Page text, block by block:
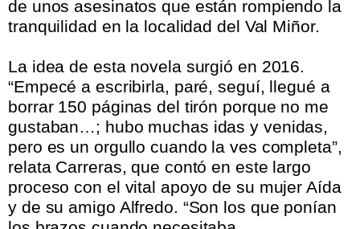
de unos asesinatos que están rompiendo la
tranquilidad en la localidad del Val Miñor.
La idea de esta novela surgió en 2016.
“Empecé a escribirla, paré, seguí, llegué a
borrar 150 páginas del tirón porque no me
gustaban…; hubo muchas idas y venidas,
pero es un orgullo cuando la ves completa”,
relata Carreras, que contó en este largo
proceso con el vital apoyo de su mujer Aída
y de su amigo Alfredo. “Son los que ponían